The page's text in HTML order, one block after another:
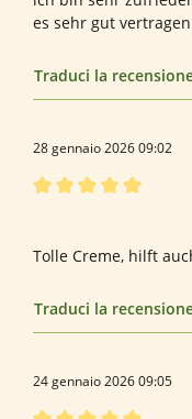
es sehr gut
Traduci la
28 gennaio 2026 09:02
Tolle Creme, hilft
Traduci la
24 gennaio 2026 09:05